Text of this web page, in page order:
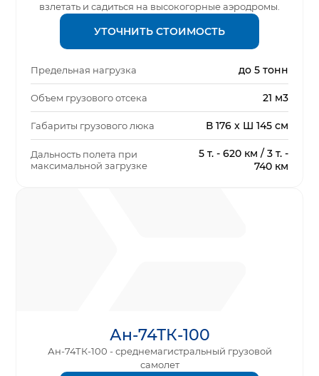
взлетать и садиться на высокогорные аэродромы.
УТОЧНИТЬ СТОИМОСТЬ
Предельная нагрузка до 5 тонн
Объем грузового отсека 21 м3
Габариты грузового люка В 176 x Ш 145 см
Дальность полета при
максимальной загрузке
5 т. - 620 км / 3 т. -
740 км
Ан-74ТК-100
Ан-74ТК-100 - среднемагистральный грузовой
самолет